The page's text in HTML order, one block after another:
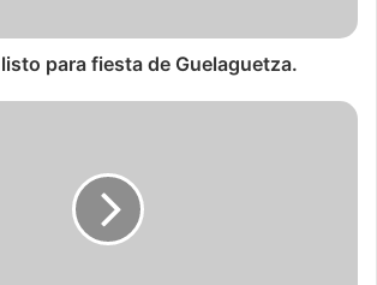
para fiesta de Guelaguetza.